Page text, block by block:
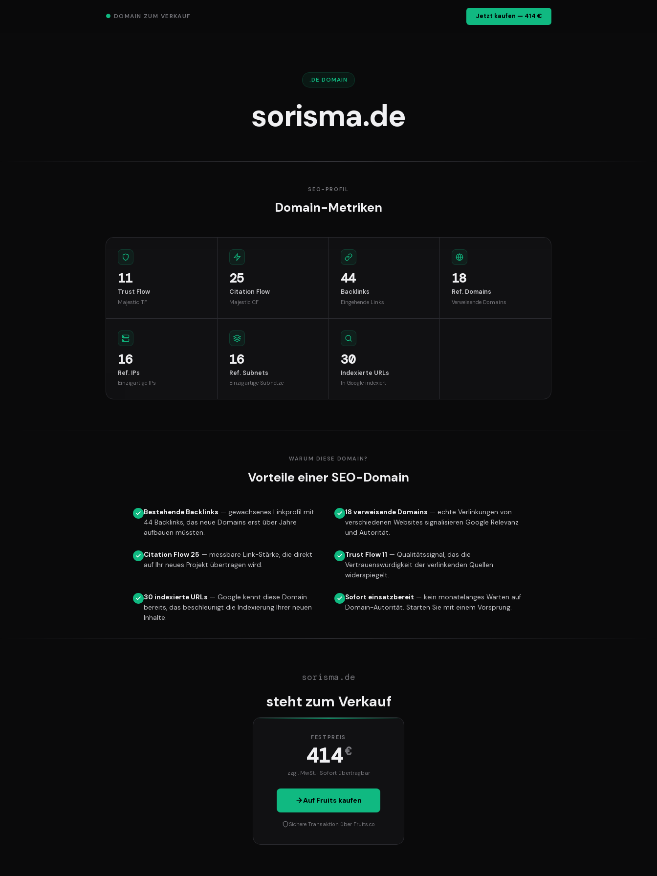
● DOMAIN ZUM VERKAUF Jetzt kaufen — 414 €
.DE DOMAIN
sorisma.de
SEO-PROFIL
Domain-Metriken
11
Trust Flow
Majestic TF
25
Citation Flow
Majestic CF
44
Backlinks
Eingehende Links
18
Ref. Domains
Verweisende Domains
16
Ref. IPs
Einzigartige IPs
16
Ref. Subnets
Einzigartige Subnetze
30
Indexierte URLs
In Google indexiert
WARUM DIESE DOMAIN?
Vorteile einer SEO-Domain
Bestehende Backlinks — gewachsenes Linkprofil mit
44 Backlinks, das neue Domains erst über Jahre
aufbauen müssten.
18 verweisende Domains — echte Verlinkungen von
verschiedenen Websites signalisieren Google Relevanz
und Autorität.
Citation Flow 25 — messbare Link-Stärke, die direkt
auf Ihr neues Projekt übertragen wird.
Trust Flow 11 — Qualitätssignal, das die
Vertrauenswürdigkeit der verlinkenden Quellen
widerspiegelt.
30 indexierte URLs — Google kennt diese Domain
bereits, das beschleunigt die Indexierung Ihrer neuen
Inhalte.
Sofort einsatzbereit — kein monatelanges Warten auf
Domain-Autorität. Starten Sie mit einem Vorsprung.
sorisma.de
steht zum Verkauf
FESTPREIS
414€
zzgl. MwSt. · Sofort übertragbar
Auf Fruits kaufen
Sichere Transaktion über Fruits.co